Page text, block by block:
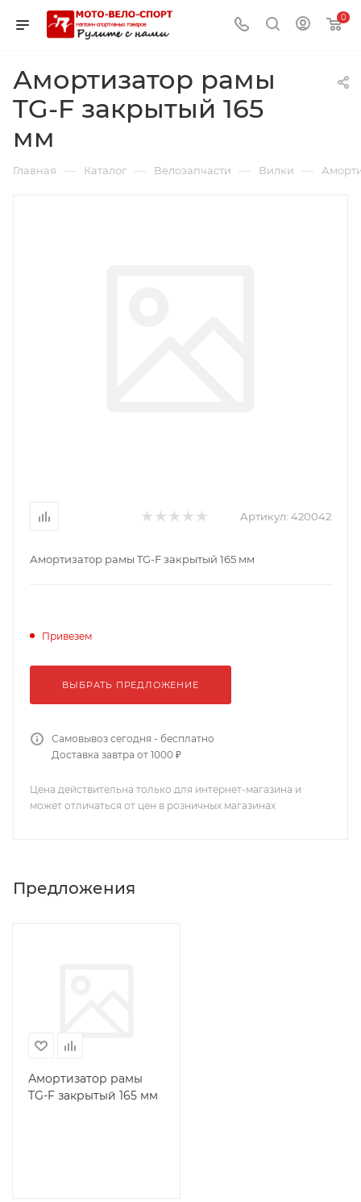
0
Амортизатор рамы
TG-F закрытый 165
мм
Главная — Каталог — Велозапчасти — Вилки —
Артикул: 420042
Амортизатор рамы TG-F закрытый 165 мм
Привезем
ВЫБРАТЬ ПРЕДЛОЖЕНИЕ
Самовывоз сегодня - бесплатно
Доставка завтра от 1000 ₽
Цена действительна только для интернет-магазина и
может отличаться от цен в розничных магазинах
Предложения
Амортизатор рамы
TG-F закрытый 165 мм